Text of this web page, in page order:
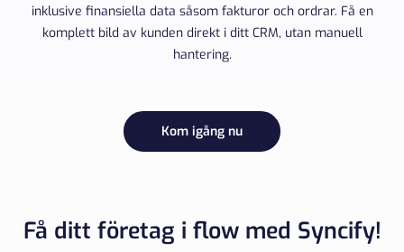
inklusive finansiella data såsom fakturor och ordrar. Få en
komplett bild av kunden direkt i ditt CRM, utan manuell
hantering.
Kom igång nu
Få ditt företag i flow med Syncify!